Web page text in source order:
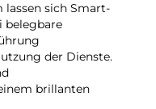
lassen sich Smart-
belegbare
der Dienste.
brillanten